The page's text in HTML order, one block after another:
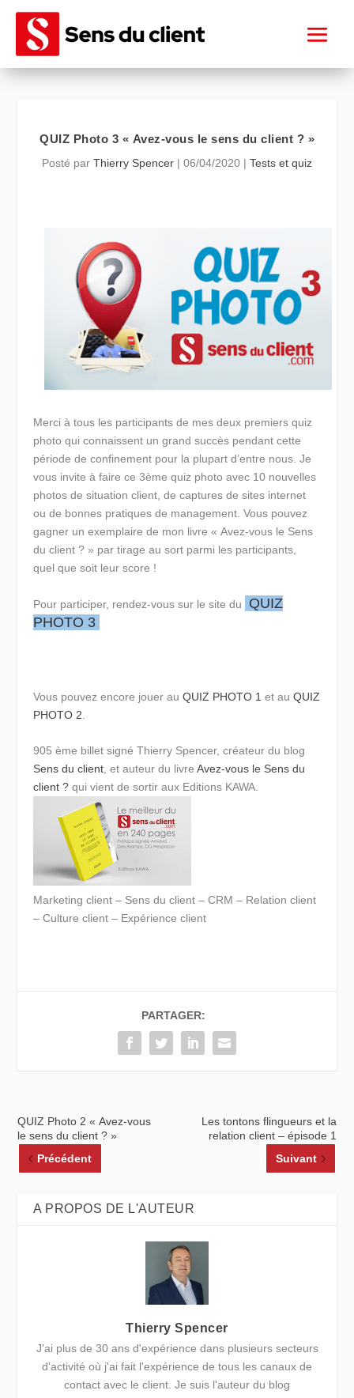
QUIZ Photo 3 « Avez-vous le sens du client ? »
Posté par Thierry Spencer | 06/04/2020 | Tests et quiz
Merci à tous les participants de mes deux premiers quiz
photo qui connaissent un grand succès pendant cette
période de confinement pour la plupart d’entre nous. Je
vous invite à faire ce 3ème quiz photo avec 10 nouvelles
photos de situation client, de captures de sites internet
ou de bonnes pratiques de management. Vous pouvez
gagner un exemplaire de mon livre « Avez-vous le Sens
du client ? » par tirage au sort parmi les participants,
quel que soit leur score !
Pour participer, rendez-vous sur le site du
QUIZ
PHOTO 3
Vous pouvez encore jouer auQUIZ PHOTO 1 et auQUIZ
PHOTO 2
905 ème billet signé Thierry Spencer, créateur du blog
Sens du client , et auteur du livreAvez-vous le Sens du
client ? qui vient de sortir aux Editions KAWA.
Marketing client – Sens du client – CRM – Relation client
– Culture client – Expérience client
PARTAGER:
QUIZ Photo 2 « Avez-vous
le sens du client ? »
Précédent
Les tontons flingueurs et la
relation client – épisode 1
Suivant
A PROPOS DE L'AUTEUR
Thierry Spencer
J'ai plus de 30 ans d'expérience dans plusieurs secteurs
d'activité où j'ai fait l'expérience de tous les canaux de
contact avec le client. Je suis l'auteur du blog